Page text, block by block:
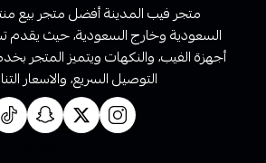
متجر فيب المدينة أفضل متجر بيع
السعودية وخارج السعودية، حيث
أجهزة الفيب، والنكهات ويتميز المتجر
التوصيل السريع، والاسعار